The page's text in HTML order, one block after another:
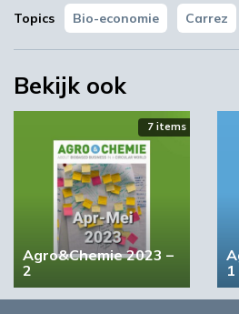
Topics Bio-economie Carrez
Bekijk ook
7 items
Agro&Chemie 2023 –
2
1